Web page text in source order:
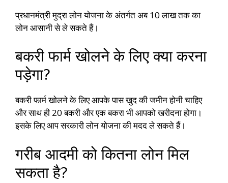
प्रधानमंत्री मुद्रा लोन योजना के अंतर्गत अब 10 लाख तक का
लोन आसानी से ले सकते हैं।
बकरी फार्म खोलने के लिए क्या करना
पड़ेगा?
बकरी फार्म खोलने के लिए आपके पास खुद की जमीन होनी चाहिए
और साथ ही 20 बकरी और एक बकरा भी आपको खरीदना होगा।
इसके लिए आप सरकारी लोन योजना की मदद ले सकते हैं।
गरीब आदमी को कितना लोन मिल
सकता है?